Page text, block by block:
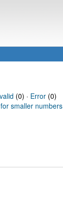
(0) · Error(0)
smaller numbers